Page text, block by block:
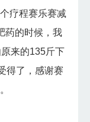
疗程赛乐赛减
药的时候，我
来的135斤下
得了，感谢赛